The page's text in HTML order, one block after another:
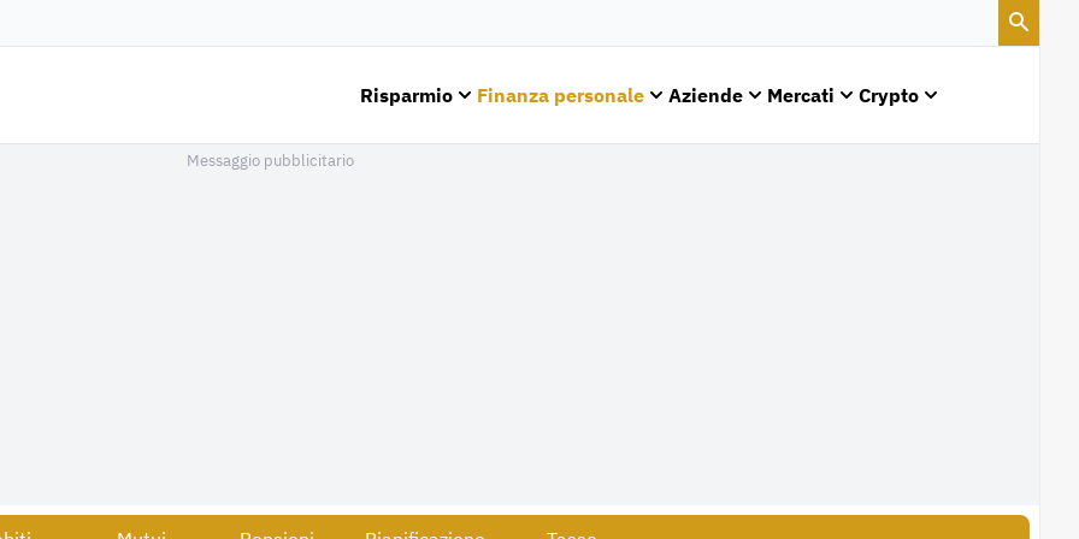
Risparmio Finanza personale Aziende Mercati Crypto
Messaggio pubblicitario